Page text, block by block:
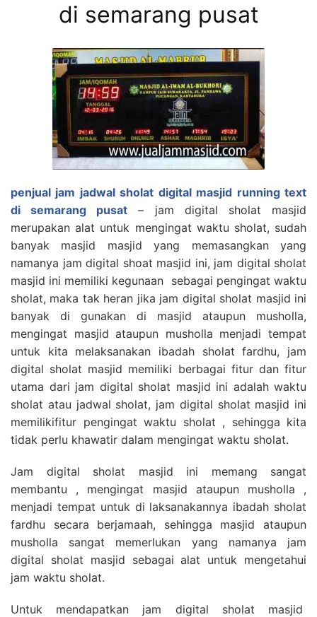
di semarang pusat
penjual jam jadwal sholat digital masjid running text
di semarang pusat
– jam digital sholat masjid
merupakan alat untuk mengingat waktu sholat, sudah
banyak masjid masjid yang memasangkan yang
namanya jam digital shoat masjid ini, jam digital sholat
masjid ini memiliki kegunaan sebagai pengingat waktu
sholat, maka tak heran jika jam digital sholat masjid ini
banyak di gunakan di masjid ataupun musholla,
mengingat masjid ataupun musholla menjadi tempat
untuk kita melaksanakan ibadah sholat fardhu, jam
digital sholat masjid memiliki berbagai fitur dan fitur
utama dari jam digital sholat masjid ini adalah waktu
sholat atau jadwal sholat, jam digital sholat masjid ini
memilikifitur pengingat waktu sholat , sehingga kita
tidak perlu khawatir dalam mengingat waktu sholat.
Jam digital sholat masjid ini memang sangat
membantu , mengingat masjid ataupun musholla ,
menjadi tempat untuk di laksanakannya ibadah sholat
fardhu secara berjamaah, sehingga masjid ataupun
musholla sangat memerlukan yang namanya jam
digital sholat masjid sebagai alat untuk mengetahui
jam waktu sholat.
Untuk mendapatkan jam digital sholat masjid